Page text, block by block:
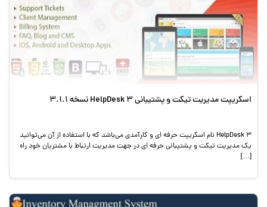
اسکریپت مدیریت تیکت و پشتیبانی HelpDesk 3 نسخه 3.1.1
HelpDesk 3 نام اسکریپت حرفه ای و کارآمدی می‌باشد که با استفاده از آن می‌توانید
یک مدیریت تیکت و پشتیبانی حرفه ای در جهت مدیریت ارتباط با مشتریان خود راه
[…]